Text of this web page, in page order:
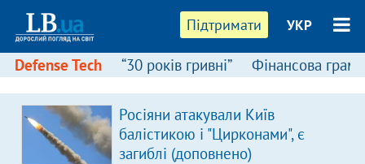
Підтримати УКР
Defense Tech “30 років гривні” Фінансова
Росіяни атакували Київ
балістикою і "Цирконами", є
загиблі (доповнено)